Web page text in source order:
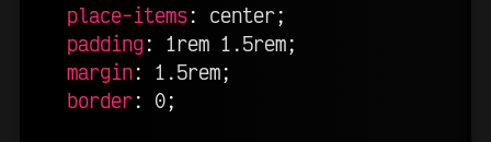
place-items: center;
padding: 1rem 1.5rem;
margin: 1.5rem;
border: 0;